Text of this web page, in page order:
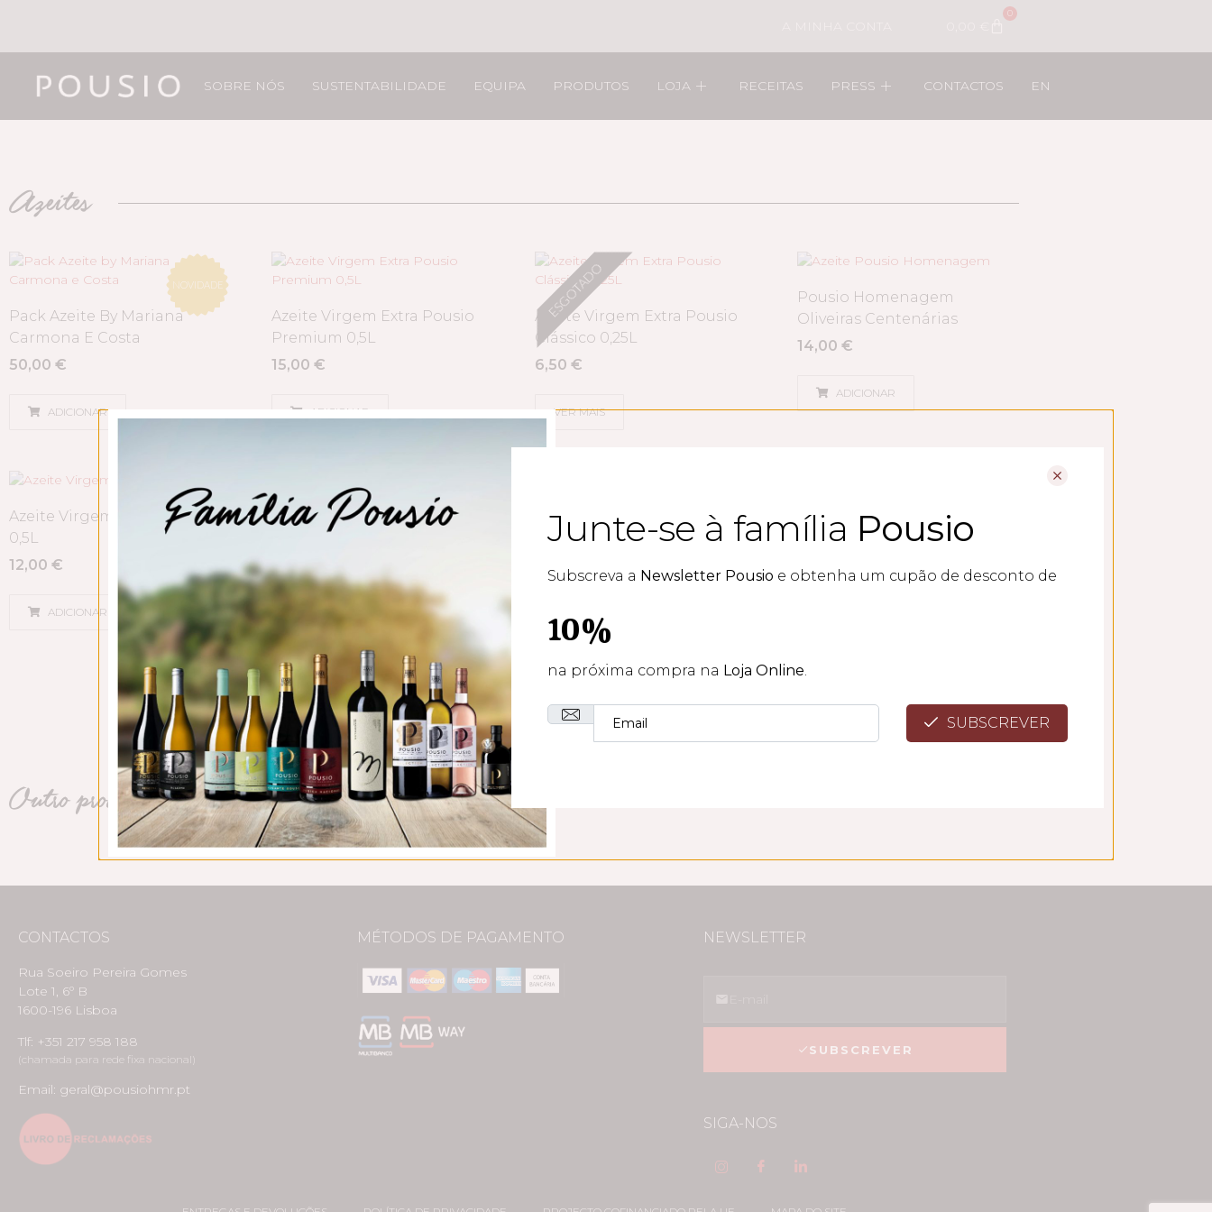
0
SOBRE NÓS SUSTENTABILIDADE EQUIPA PRODUTOS LOJA RECEITAS PRESS CONTACTOS EN
Azeites
NOVIDADE
Pack Azeite By Mariana
Carmona E Costa
50,00 €
ADICIONAR
Azeite Virgem Extra Pousio
Premium 0,5L
15,00€
ADICIONAR
ESGOTADO
Azeite Virgem Extra Pousio
Clássico 0,25L
6,50 €
VER MAIS
Pousio Homenagem
Oliveiras Centenárias
14,00 €
ADICIONAR
Azeite Virgem Extra Pousio
0,5L
12,00 €
ADICIONAR
Azeite Virgem Extra Pousio
35,00€
Outro produtos Pousio HMR
CONTACTOS
Rua Soeiro Pereira Gomes
Lote 1, 6º B
1600-196 Lisboa
Tlf: +351 217 958 188
(chamada para rede fixa nacional)
Email: geral@pousiohmr.pt
MÉTODOS DE PAGAMENTO NEWSLETTER
SUBSCREVER
SIGA-NOS
Junte-se à família Pousio
Subscreva a Newsletter Pousio e obtenha um cupão de desconto de
10%
na próxima compra na Loja Online.
SUBSCREVER